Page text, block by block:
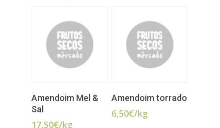
ADICIONAR
Amendoim Mel &
Sal
17,50€/kg
ADICIONAR
Amendoim torrado
6,50€/kg